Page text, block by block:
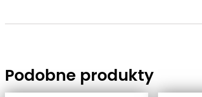
Podobne produkty